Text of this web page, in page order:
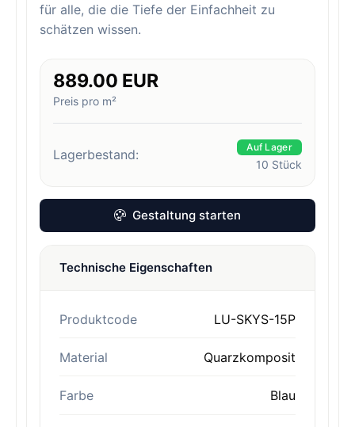
für alle, die die Tiefe der Einfachheit zu
schätzen wissen.
889.00 EUR
Preis pro m²
Lagerbestand: Auf Lager
10 Stück
Gestaltung starten
Technische Eigenschaften
Produktcode LU-SKYS-15P
Material Quarzkomposit
Farbe Blau